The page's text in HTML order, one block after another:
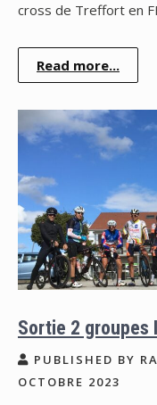
cross de Treffort en
Read more...
Sortie 2 groupes
PUBLISHED BY
OCTOBRE 2023